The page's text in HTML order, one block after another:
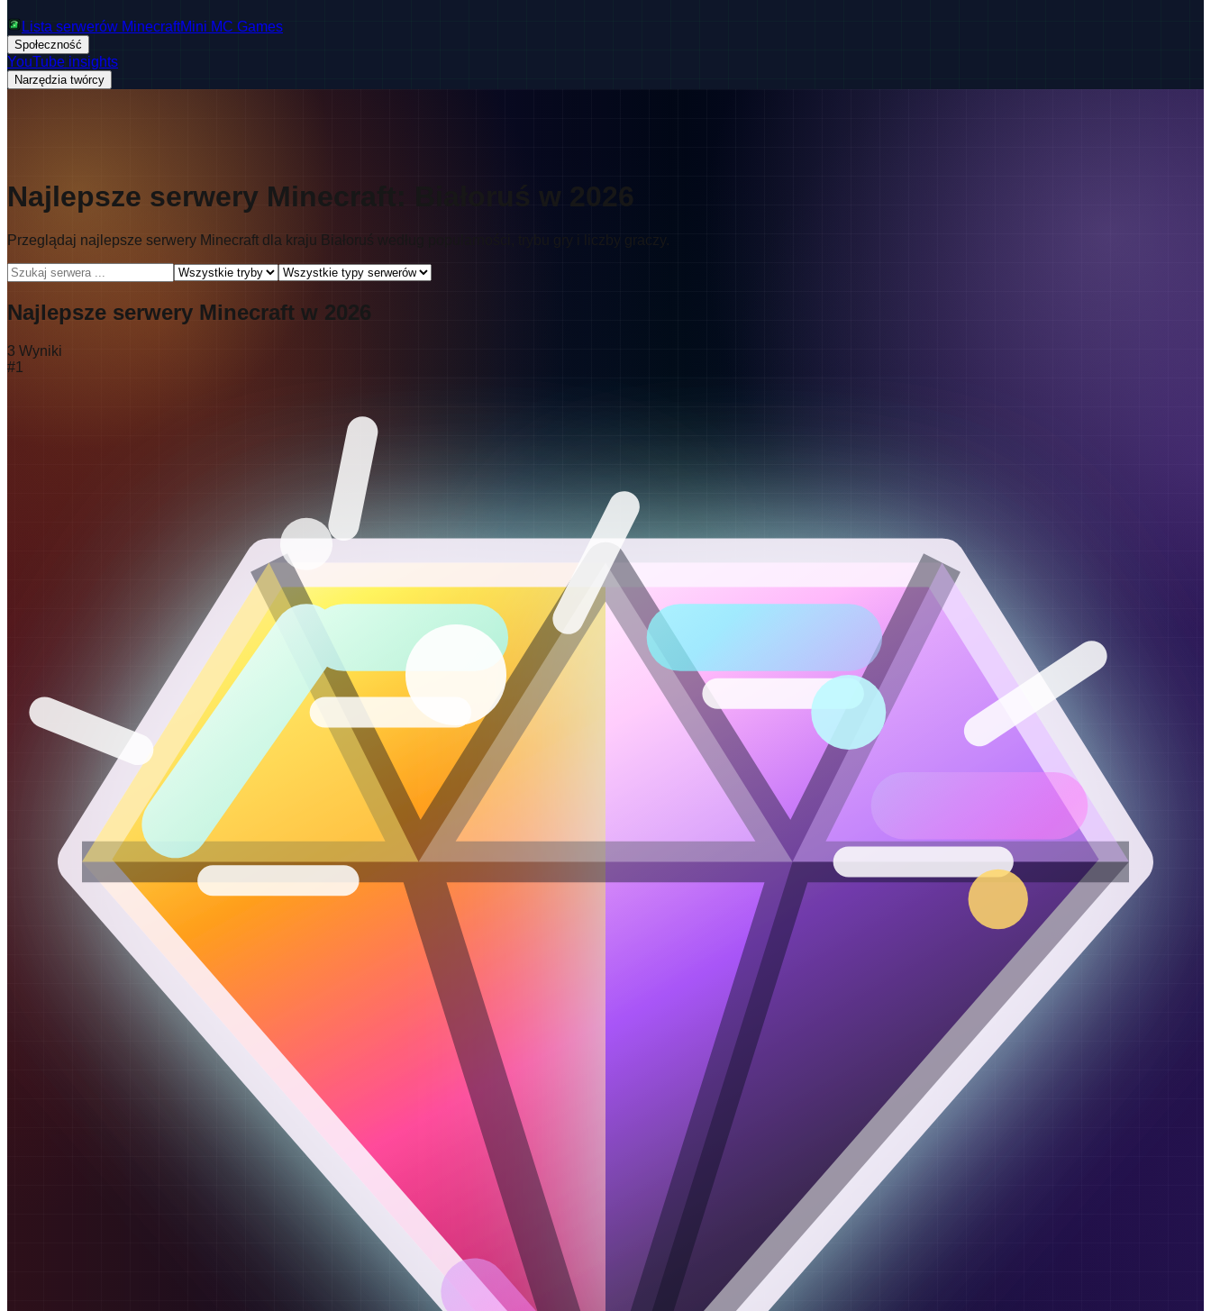
Lista serwerów MinecraftMini MC Games
Społeczność
YouTube insights
Narzędzia twórcy
Najlepsze serwery Minecraft: Białoruś w 2026
Przeglądaj najlepsze serwery Minecraft dla kraju Białoruś według popularności, trybu gry i liczby graczy.
Najlepsze serwery Minecraft w 2026
3 Wyniki
#1